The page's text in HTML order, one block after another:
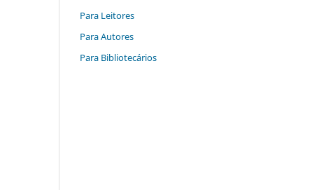
Para Leitores
Para Autores
Para Bibliotecários